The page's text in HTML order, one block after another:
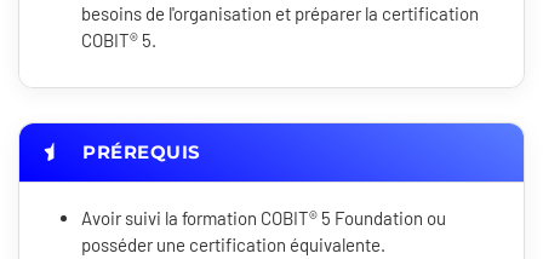
besoins de l'organisation et préparer la certification
COBIT® 5.
PRÉREQUIS
Avoir suivi la formation COBIT® 5 Foundation ou
posséder une certification équivalente.